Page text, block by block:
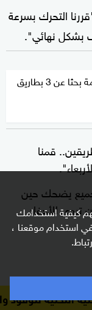
كيفية استخدامك
استخدام موقعنا ،
التحرك بسرعة
بشكل نهائي".
عن 3 بطاريق
قمنا
يضحك حين
للأحفاد
البطريق في